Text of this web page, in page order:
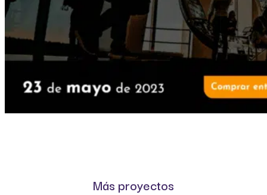
Más proyectos